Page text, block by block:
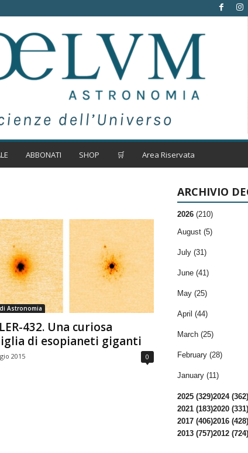
ABBONATI SHOP 🛒 Area Riservata
Astronomia
432. Una curiosa
di esopianeti giganti
2015 0
ARCHIVIO
2026 (210)
August (5)
July (31)
June (41)
May (25)
April (44)
March (25)
February (28)
January (11)
2025 (329)2024 (362)
2021 (183)2020 (331)
2017 (406)2016 (428)
2013 (757)2012 (724)